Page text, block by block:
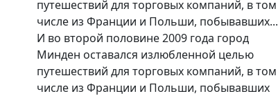
путешествий для торговых компаний, в том
числе из Франции и Польши, побывавших...
И во второй половине 2009 года город
Минден оставался излюбленной целью
путешествий для торговых компаний, в том
числе из Франции и Польши, побывавших